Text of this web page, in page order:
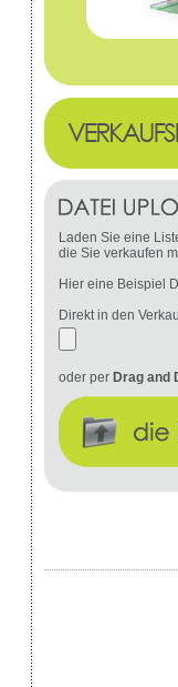
Laden Sie eine
die Sie verkaufen
Hier eine Beispiel
Direkt in den
oder per Drag and